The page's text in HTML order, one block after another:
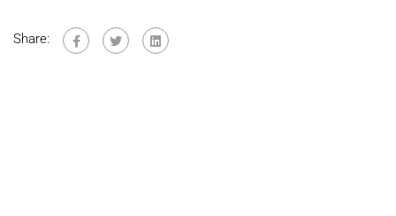
Share: